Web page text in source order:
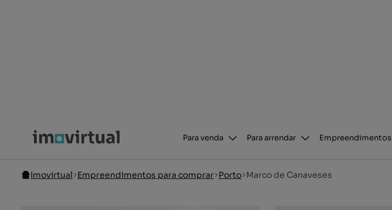
Para venda Para arrendar Empreendimentos
Imovirtual Empreendimentos para comprar Porto Marco de Canaveses